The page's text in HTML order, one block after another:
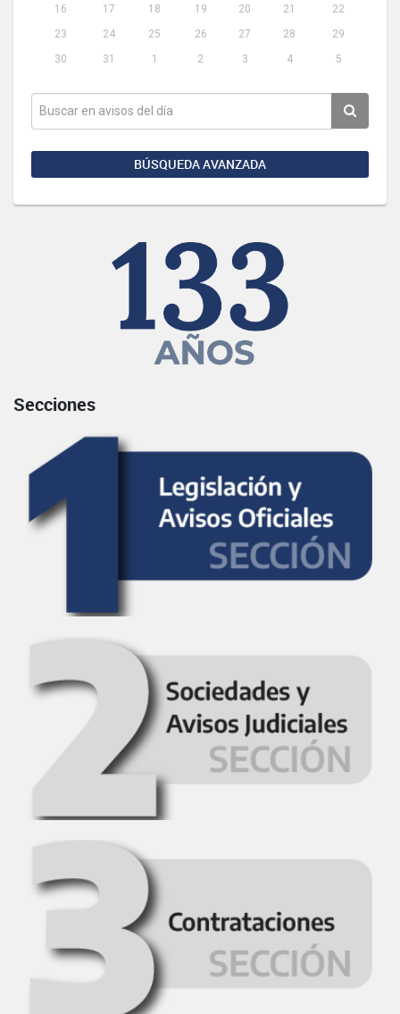
16
17 18 19 20 21
22
23
24 25 26 27 28
29
30
31 1 2 3 4 5
BÚSQUEDA AVANZADA
Secciones